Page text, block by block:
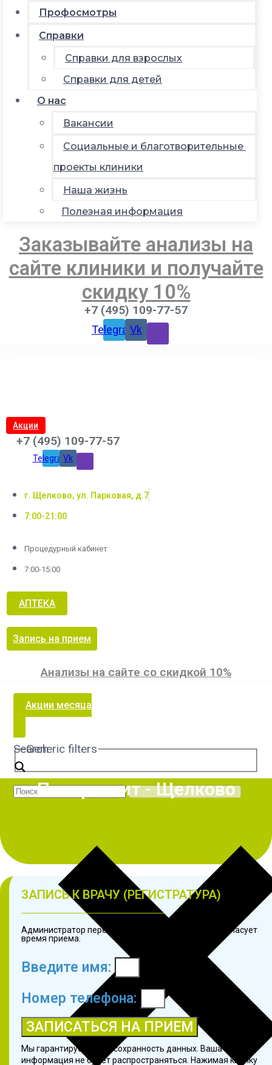
Профосмотры
Справки
Справки для взрослых
Справки для детей
О нас
Вакансии
Социальные и благотворительные
проекты клиники
Наша жизнь
Полезная информация
Заказывайте анализы на
сайте клиники и получайте
скидку 10%
+7 (495) 109-77-57
TelegramVk
Акции
+7 (495) 109-77-57
TelegramVk
г. Щелково, ул. Парковая, д.7
7:00-21:00
Процедурный кабинет
7:00-15:00
АПТЕКА
Запись на прием
Анализы на сайте со скидкой 10%
Акции месяца
Search
Generic filters
Панкреатит - Щелково
ЗАПИСЬ К ВРАЧУ (РЕГИСТРАТУРА)
Администратор перезвонит в течение 3 минут и согласует
время приема.
Введите имя:
Номер телефона:
ЗАПИСАТЬСЯ НА ПРИЕМ
Мы гарантируем 100% сохранность данных. Ваша
информация не будет распространяться. Нажимая кнопку